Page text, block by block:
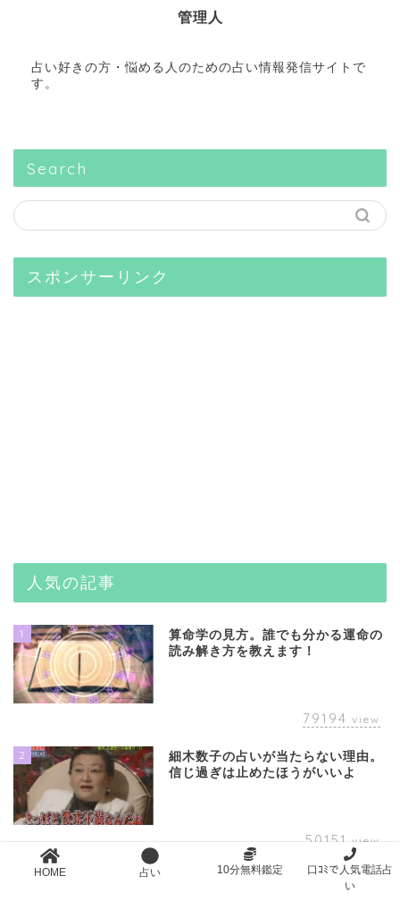
管理人
占い好きの方・悩める人のための占い情報発信サイトで
す。
Search
スポンサーリンク
人気の記事
1
算命学の見方。誰でも分かる運命の
読み解き方を教えます！
79194 view
2
細木数子の占いが当たらない理由。
信じ過ぎは止めたほうがいいよ
50151 view
スピリチュアル女子大生CHIE(ち
え)は当たらない？気になる人は注
HOME 占い 10分無料鑑定
口ｺﾐで人気電話占
い